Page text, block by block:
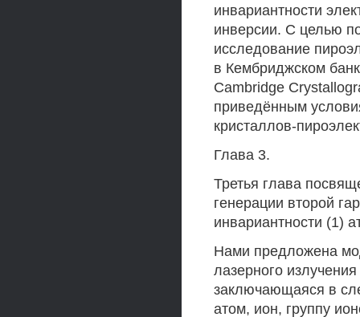
инвариантности
инверсии. С целью
исследование
в Кембриджском
Cambridge
приведённым
кристаллов-
Глава 3.
Третья глава
генерации второй
инвариантности (1)
Нами предложена
лазерного
заключающаяся в
атом, ион, группу